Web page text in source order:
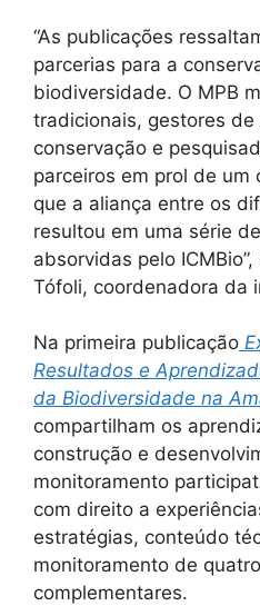
“As publicações
parcerias para a
biodiversidade. O MPB
tradicionais, gestores
conservação e
parceiros em prol de um
que a aliança entre os
resultou em uma série
absorvidas pelo
Tófoli, coordenadora da
Na primeira publicação
Resultados e
da Biodiversidade na
compartilham os
construção e
monitoramento
com direito a
estratégias, conteúdo
monitoramento de
complementares.